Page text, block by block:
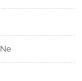
Ne